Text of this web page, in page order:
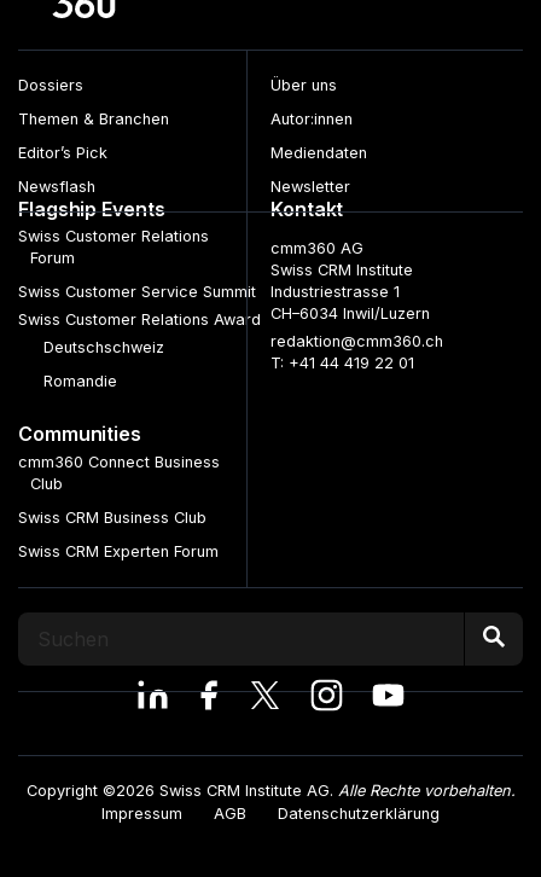
Dossiers
Themen & Branchen
Editor’s Pick
Newsflash
Über uns
Autor:innen
Mediendaten
Newsletter
Flagship Events
Swiss Customer Relations
Forum
Swiss Customer Service Summit
Swiss Customer Relations Award
Deutschschweiz
Romandie
Communities
cmm360 Connect Business
Club
Swiss CRM Business Club
Swiss CRM Experten Forum
Kontakt
cmm360 AG
Swiss CRM Institute
Industriestrasse 1
CH–6034 Inwil/Luzern
redaktion@cmm360.ch
T: +41 44 419 22 01
Copyright ©2026 Swiss CRM Institute AG. Alle Rechte vorbehalten.
Impressum
AGB Datenschutzerklärung